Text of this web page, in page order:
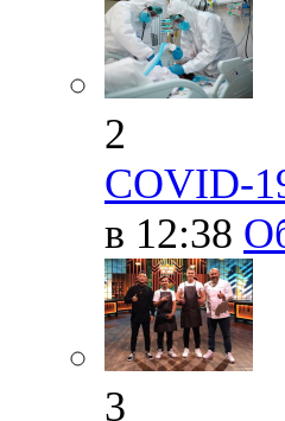
2
COVID-
в 12:38
3